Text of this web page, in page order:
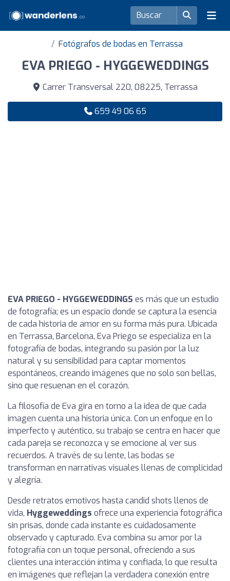
Fotógrafos de bodas en Terrassa
EVA PRIEGO - HYGGEWEDDINGS
Carrer Transversal 220, 08225, Terrassa
659 49 06 65
EVA PRIEGO - HYGGEWEDDINGS es más que un estudio
de fotografía; es un espacio donde se captura la esencia
de cada historia de amor en su forma más pura. Ubicada
en Terrassa, Barcelona, Eva Priego se especializa en la
fotografía de bodas, integrando su pasión por la luz
natural y su sensibilidad para captar momentos
espontáneos, creando imágenes que no solo son bellas,
sino que resuenan en el corazón.
La filosofía de Eva gira en torno a la idea de que cada
imagen cuenta una historia única. Con un enfoque en lo
imperfecto y auténtico, su trabajo se centra en hacer que
cada pareja se reconozca y se emocione al ver sus
recuerdos. A través de su lente, las bodas se
transforman en narrativas visuales llenas de complicidad
y alegría.
Desde retratos emotivos hasta candid shots llenos de
vida, Hyggeweddings ofrece una experiencia fotográfica
sin prisas, donde cada instante es cuidadosamente
observado y capturado. Eva combina su amor por la
fotografía con un toque personal, ofreciendo a sus
clientes una interacción íntima y confiada, lo que resulta
en imágenes que reflejan la verdadera conexión entre